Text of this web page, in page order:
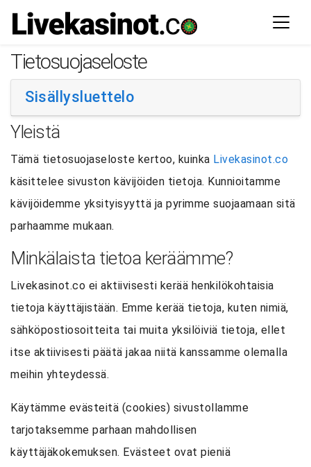
Tietosuojaseloste
Sisällysluettelo
Yleistä
Tämä tietosuojaseloste kertoo, kuinka Livekasinot.co
käsittelee sivuston kävijöiden tietoja. Kunnioitamme
kävijöidemme yksityisyyttä ja pyrimme suojaamaan sitä
parhaamme mukaan.
Minkälaista tietoa keräämme?
Livekasinot.co ei aktiivisesti kerää henkilökohtaisia
tietoja käyttäjistään. Emme kerää tietoja, kuten nimiä,
sähköpostiosoitteita tai muita yksilöiviä tietoja, ellet
itse aktiivisesti päätä jakaa niitä kanssamme olemalla
meihin yhteydessä.
Käytämme evästeitä (cookies) sivustollamme
tarjotaksemme parhaan mahdollisen
käyttäjäkokemuksen. Evästeet ovat pieniä